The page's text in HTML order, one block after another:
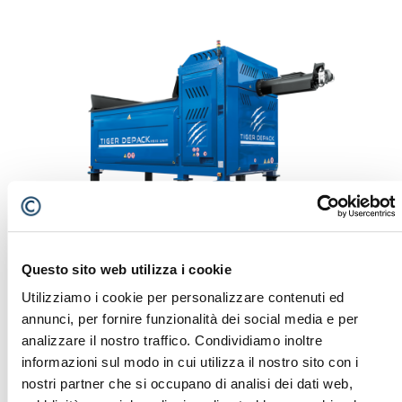
Questo sito web utilizza i cookie
Utilizziamo i cookie per personalizzare contenuti ed
annunci, per fornire funzionalità dei social media e per
analizzare il nostro traffico. Condividiamo inoltre
informazioni sul modo in cui utilizza il nostro sito con i
nostri partner che si occupano di analisi dei dati web,
TIGER DEPACK HS10